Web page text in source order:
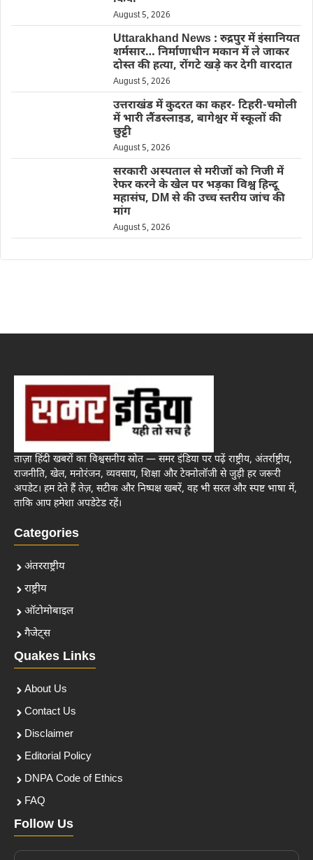
August 5, 2026
Uttarakhand News : रुद्रपुर में इंसानियत
शर्मसार… निर्माणाधीन मकान में ले जाकर
दोस्त की हत्या, रोंगटे खड़े कर देगी वारदात
August 5, 2026
उत्तराखंड में कुदरत का कहर- टिहरी-चमोली
में भारी लैंडस्लाइड, बागेश्वर में स्कूलों की
छुट्टी
August 5, 2026
सरकारी अस्पताल से मरीजों को निजी में
रेफर करने के खेल पर भड़का विश्व हिन्दू
महासंघ, DM से की उच्च स्तरीय जांच की
मांग
August 5, 2026
ताज़ा हिंदी खबरों का विश्वसनीय स्रोत — समर इंडिया पर पढ़ें राष्ट्रीय, अंतर्राष्ट्रीय,
राजनीति, खेल, मनोरंजन, व्यवसाय, शिक्षा और टेक्नोलॉजी से जुड़ी हर जरूरी
अपडेट। हम देते हैं तेज़, सटीक और निष्पक्ष खबरें, वह भी सरल और स्पष्ट भाषा में,
ताकि आप हमेशा अपडेटेड रहें।
Categories
अंतरराष्ट्रीय
राष्ट्रीय
ऑटोमोबाइल
गैजेट्स
Quakes Links
About Us
Contact Us
Disclaimer
Editorial Policy
DNPA Code of Ethics
FAQ
Follow Us